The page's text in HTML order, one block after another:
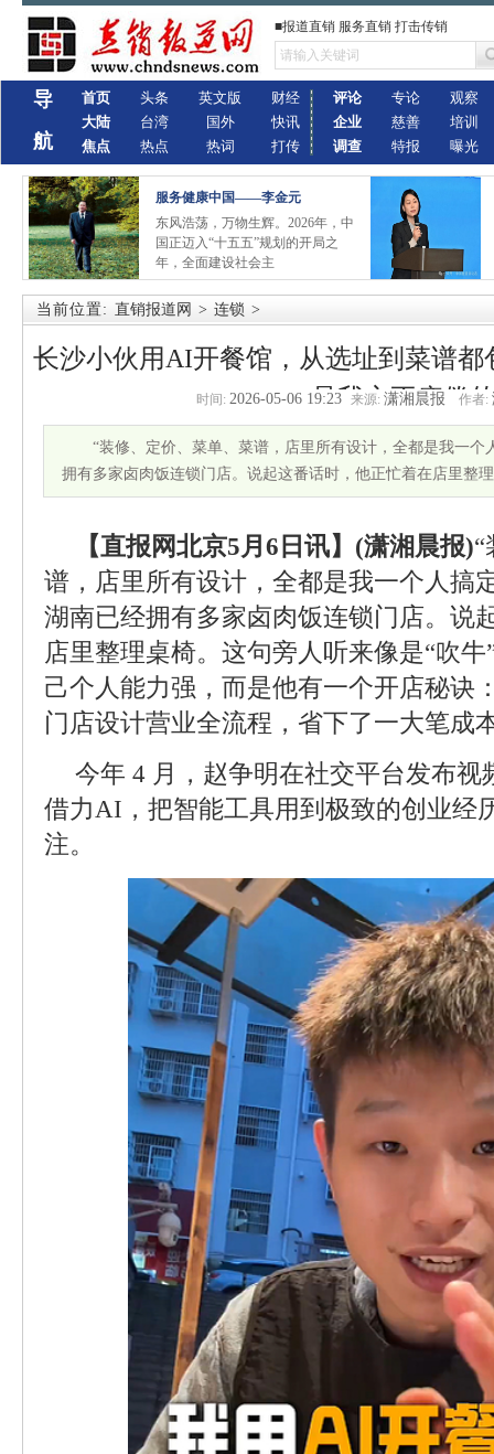
■报道直销 服务直销 打击传销
导
航
首页
大陆
焦点
头条
台湾
热点
英文版
国外
热词
财经
快讯
打传
评论
企业
调查
专论
慈善
特报
观察
培训
曝光
服务健康中国——李金元
东风浩荡，万物生辉。2026年，中
国正迈入“十五五”规划的开局之
年，全面建设社会主
当前位置: 直销报道网 > 连锁 >
长沙小伙用AI开餐馆，从选址到菜谱
是我永不疲倦
时间: 2026-05-06 19:23 来源: 潇湘晨报 作者:
“装修、定价、菜单、菜谱，店里所有设计，全都是我一个
拥有多家卤肉饭连锁门店。说起这番话时，他正忙着在店里整
【直报网北京5月6日讯】(潇湘晨报)“
谱，店里所有设计，全都是我一个人搞
湖南已经拥有多家卤肉饭连锁门店。说
店里整理桌椅。这句旁人听来像是“吹
己个人能力强，而是他有一个开店秘诀
门店设计营业全流程，省下了一大笔成
今年 4 月，赵争明在社交平台发布视
借力AI，把智能工具用到极致的创业经
注。